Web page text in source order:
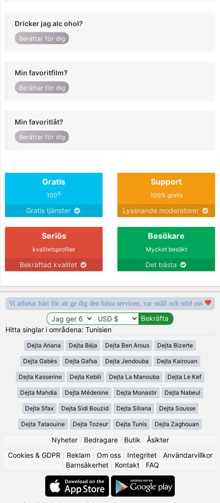
Dricker jag alc ohol?
Berättar för dig
Min favoritfilm?
Berättar för dig
Min favoritlåt?
Berättar för dig
Gratis
100%
Gratis tjänster
Support
100% gratis
Lyssnande moderatorer
Seriös
kvalitetsprofiler
Bekräftad kvalitet
Besökare
Mycket besökt
Det bästa
Vi arbetar hårt för att ge dig den bästa servicen, var snäll och stöd oss
Hitta singlar i områdena: Tunisien
Dejta Ariana Dejta Béja Dejta Ben Arous Dejta Bizerte
Dejta Gabès Dejta Gafsa Dejta Jendouba Dejta Kairouan
Dejta Kasserine Dejta Kebili Dejta La Manouba Dejta Le Kef
Dejta Mahdia Dejta Médenine Dejta Monastir Dejta Nabeul
Dejta Sfax Dejta Sidi Bouzid Dejta Siliana Dejta Sousse
Dejta Tataouine Dejta Tozeur Dejta Tunis Dejta Zaghouan
Nyheter| Bedragare| Butik
Åsikter
Cookies & GDPR
Reklam Om oss| Integritet| Användarvillkor
Barnsäkerhet| Kontakt| FAQ